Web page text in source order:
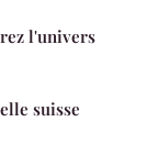
l'univers
suisse